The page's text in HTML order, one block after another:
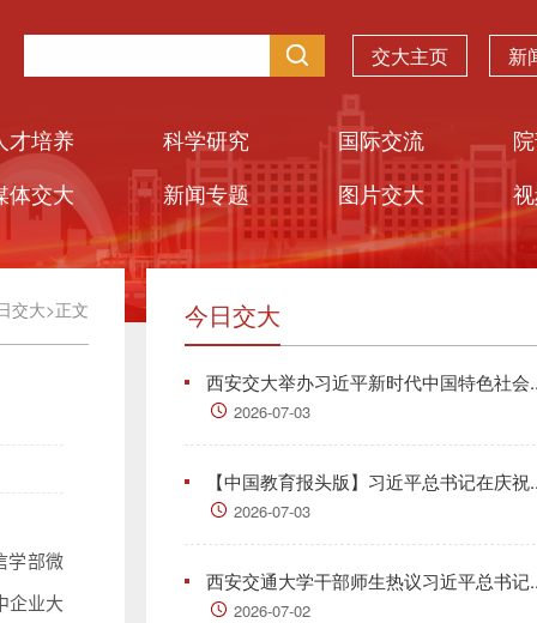
交大主页 新
才培养 科学研究 国际交流
体交大
新闻专题 图片交大
交大>正文
学部微
企业大
今日交大
西安交大举办习近平新时代中国特色社会
2026-07-03
【中国教育报头版】习近平总书记在庆祝
2026-07-03
西安交通大学干部师生热议习近平总书记
2026-07-02